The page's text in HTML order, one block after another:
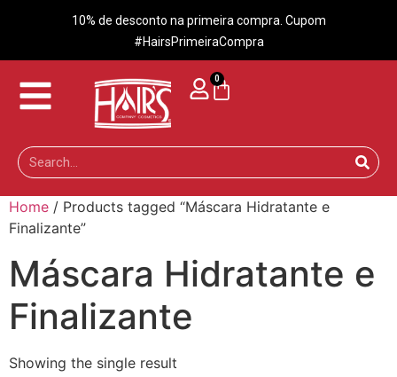
10% de desconto na primeira compra. Cupom
#HairsPrimeiraCompra
0
Home / Products tagged “Máscara Hidratante e
Finalizante”
Máscara Hidratante e
Finalizante
Showing the single result